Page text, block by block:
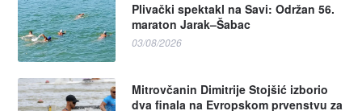
Plivački spektakl na Savi: Održan 56.
maraton Jarak–Šabac
03/08/2026
Mitrovčanin Dimitrije Stojšić izborio
dva finala na Evropskom prvenstvu za